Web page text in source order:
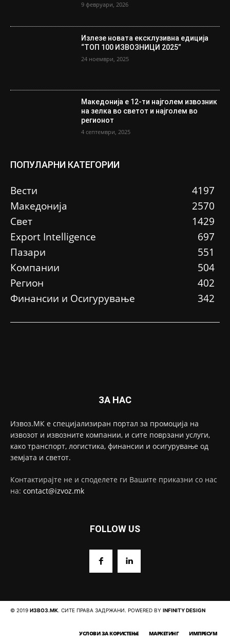
9 февруари, 2026
Излезе новата ексклузивна едиција
“ТОП 100 ИЗВОЗНИЦИ 2025”
24 ноември, 2025
Македонија е 12-ти најголем извозник
на зелка во светот и најголем во
регионот
4 септември, 2025
ПОПУЛАРНИ КАТЕГОРИИ
Вести
4197
Македонија
2570
Свет
1429
Еxport Intelligence
697
Пазари
551
Компании
504
Регион
402
Финансии и Осигурување
342
ЗА НАС
Извоз.МК е специјализиран портал за промоција на
извозот и извозните компании, и сите поврзани услуги,
како транспорт, логистика, финансии и осигурување од
земјата и светот.
Контактирајте не и споделете ги Вашите приказни со нас
на: contact@izvoz.mk
FOLLOW US
© 2019 ИЗВОЗ.МК. СИТЕ ПРАВА ЗАДРЖАНИ. POWERED BY INFINITY DESIGN
УСЛОВИ ЗА КОРИСТЕЊЕ МАРКЕТИНГ ИМПРЕСУМ